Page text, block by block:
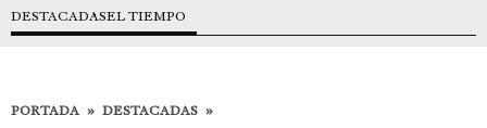
DESTACADASEL TIEMPO
PORTADA » DESTACADAS »